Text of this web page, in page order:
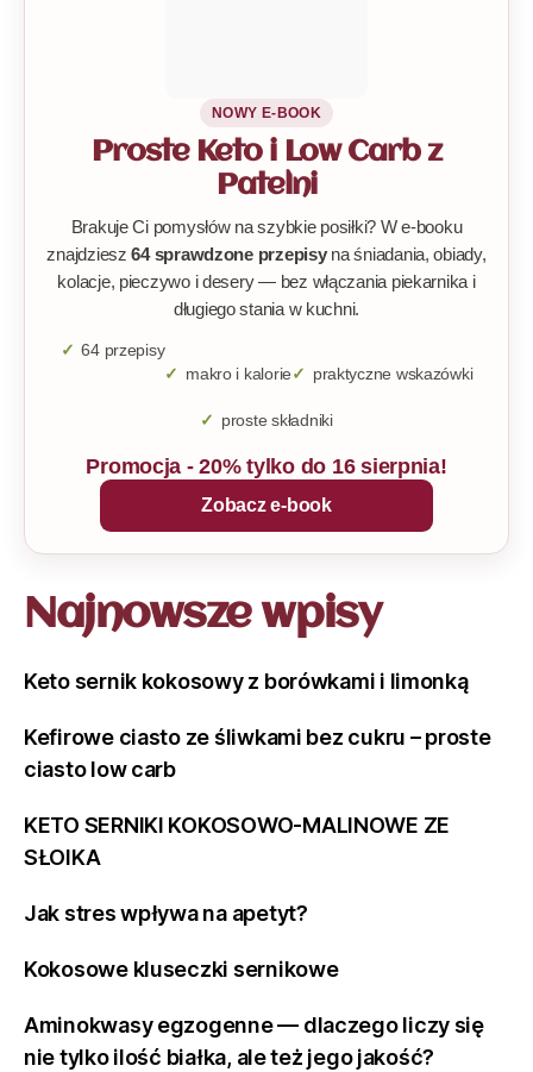
NOWY E-BOOK
Proste Keto i Low Carb z
Patelni
Brakuje Ci pomysłów na szybkie posiłki? W e-booku
znajdziesz64 sprawdzone przepisyna śniadania, obiady,
kolacje, pieczywo i desery — bez włączania piekarnika i
długiego stania w kuchni.
64 przepisy
makro i kalorie
praktyczne wskazówki
proste składniki
Promocja - 20% tylko do 16 sierpnia!
Zobacz e-book
Najnowsze wpisy
Keto sernik kokosowy z borówkami i limonką
Kefirowe ciasto ze śliwkami bez cukru – proste
ciasto low carb
KETO SERNIKI KOKOSOWO-MALINOWE ZE
SŁOIKA
Jak stres wpływa na apetyt?
Kokosowe kluseczki sernikowe
Aminokwasy egzogenne — dlaczego liczy się
nie tylko ilość białka, ale też jego jakość?